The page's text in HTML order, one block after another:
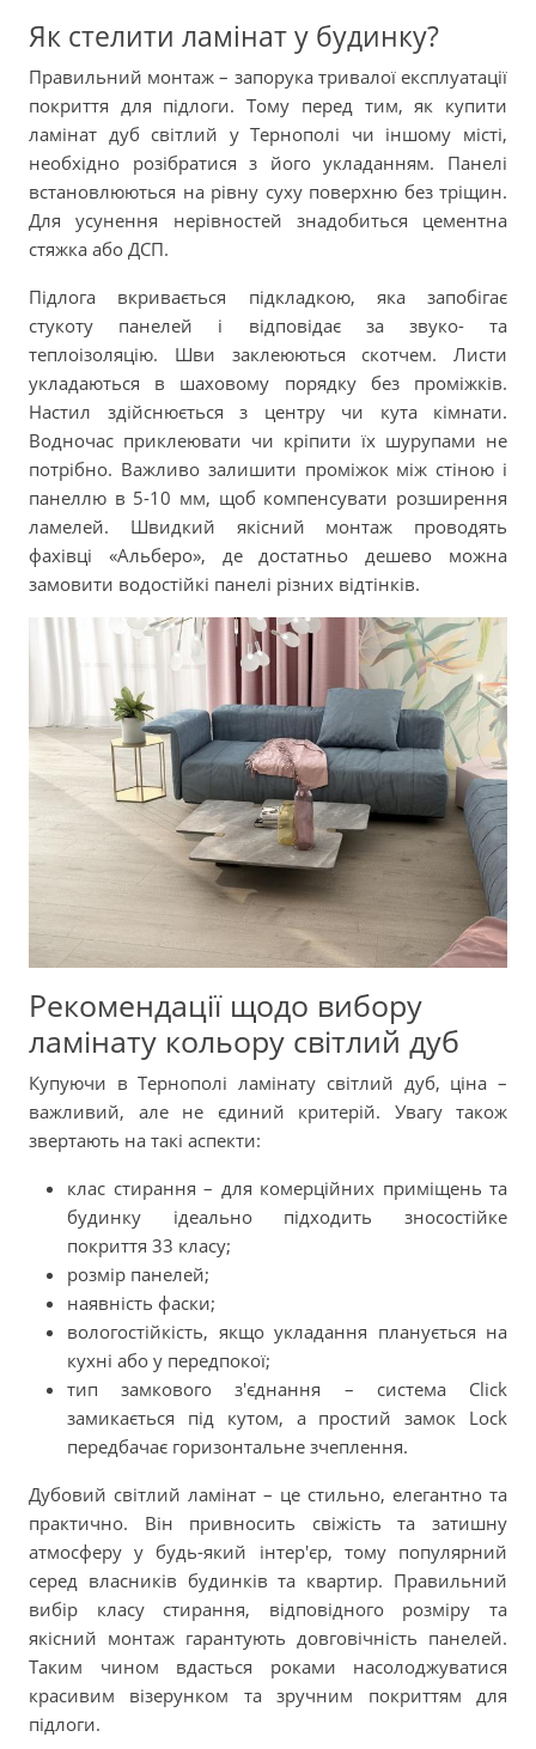
Як стелити ламінат у будинку?
Правильний монтаж – запорука тривалої експлуатації
покриття для підлоги. Тому перед тим, як купити
ламінат дуб світлий у Тернополі чи іншому місті,
необхідно розібратися з його укладанням. Панелі
встановлюються на рівну суху поверхню без тріщин.
Для усунення нерівностей знадобиться цементна
стяжка або ДСП.
Підлога вкривається підкладкою, яка запобігає
стукоту панелей і відповідає за звуко- та
теплоізоляцію. Шви заклеюються скотчем. Листи
укладаються в шаховому порядку без проміжків.
Настил здійснюється з центру чи кута кімнати.
Водночас приклеювати чи кріпити їх шурупами не
потрібно. Важливо залишити проміжок між стіною і
панеллю в 5-10 мм, щоб компенсувати розширення
ламелей. Швидкий якісний монтаж проводять
фахівці «Альберо», де достатньо дешево можна
замовити водостійкі панелі різних відтінків.
Рекомендації щодо вибору
ламінату кольору світлий дуб
Купуючи в Тернополі ламінату світлий дуб, ціна –
важливий, але не єдиний критерій. Увагу також
звертають на такі аспекти:
клас стирання – для комерційних приміщень та
будинку ідеально підходить зносостійке
покриття 33 класу;
розмір панелей;
наявність фаски;
вологостійкість, якщо укладання планується на
кухні або у передпокої;
тип замкового з'єднання – система Click
замикається під кутом, а простий замок Lock
передбачає горизонтальне зчеплення.
Дубовий світлий ламінат – це стильно, елегантно та
практично. Він привносить свіжість та затишну
атмосферу у будь-який інтер'єр, тому популярний
серед власників будинків та квартир. Правильний
вибір класу стирання, відповідного розміру та
якісний монтаж гарантують довговічність панелей.
Таким чином вдасться роками насолоджуватися
красивим візерунком та зручним покриттям для
підлоги.